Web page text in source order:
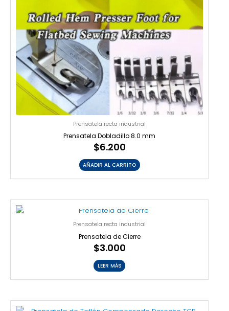
Prensatela recta industrial
Prensatela Dobladillo 8.0 mm
$6.200
AÑADIR AL CARRITO
AGOTADO
Prensatela recta industrial
Prensatela de Cierre
$3.000
LEER MÁS